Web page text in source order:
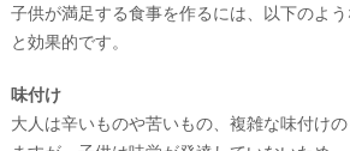
子供が満足する食事を作るには、以下のよ
と効果的です。
味付け
大人は辛いものや苦いもの、複雑な味付け